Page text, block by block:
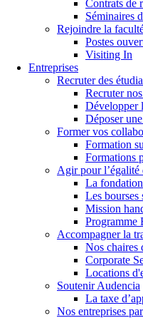
Contrats de
Séminaires
Rejoindre la
Postes
Visiting In
Entreprises
Recruter des
Recruter
Développer
Déposer
Former vos
Formation
Formations
Agir pour l’égalité
La fondation
Les bourses
Mission
Programme
Accompagner la
Nos chaires
Corporate
Locations
Soutenir Audencia
La taxe
Nos entreprises